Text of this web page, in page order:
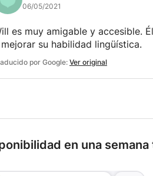
06/05/2021
es muy amigable y accesible.
su habilidad lingüística.
por Google:Ver original
en una